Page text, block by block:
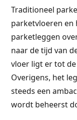
Traditioneel
parketvloeren en
parketleggen
naar de tijd van
vloer ligt er tot
Overigens, het
steeds een
wordt beheerst